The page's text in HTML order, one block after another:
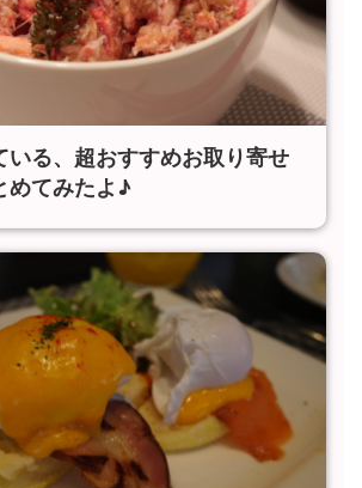
いる、超おすすめお取り寄せ
めてみたよ♪